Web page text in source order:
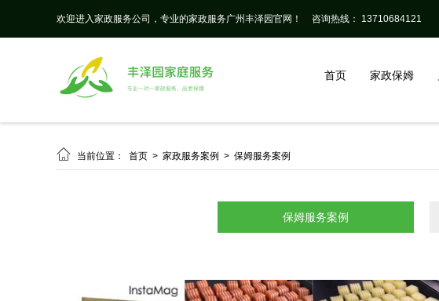
欢迎进入家政服务公司，专业的家政服务广州丰泽园官网！ 咨询热线： 13710684121
首页 家政保姆
 当前位置： 首页 > 家政服务案例 > 保姆服务案例
保姆服务案例